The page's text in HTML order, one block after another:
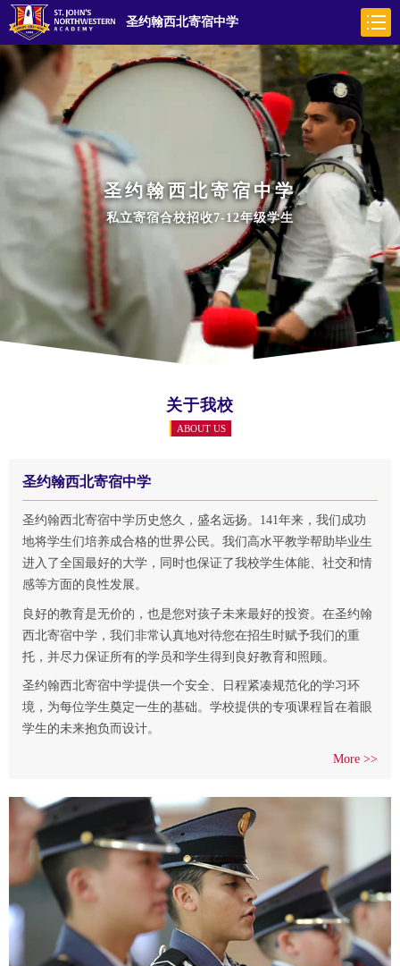
圣约翰西北寄宿中学
圣约翰西北寄宿中学
私立寄宿合校招收7-12年级学生
关于我校
ABOUT US
圣约翰西北寄宿中学
圣约翰西北寄宿中学历史悠久，盛名远扬。141年来，我们成功
地将学生们培养成合格的世界公民。我们高水平教学帮助毕业生
进入了全国最好的大学，同时也保证了我校学生体能、社交和情
感等方面的良性发展。
良好的教育是无价的，也是您对孩子未来最好的投资。在圣约翰
西北寄宿中学，我们非常认真地对待您在招生时赋予我们的重
托，并尽力保证所有的学员和学生得到良好教育和照顾。
圣约翰西北寄宿中学提供一个安全、日程紧凑规范化的学习环
境，为每位学生奠定一生的基础。学校提供的专项课程旨在着眼
学生的未来抱负而设计。
More >>